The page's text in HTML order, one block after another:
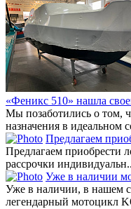
«Феникс 510» нашла
Мы позаботились о том,
назначения в идеальном
Предлагаем
Предлагаем приобрести
рассрочки
Уже в наличии
Уже в наличии, в нашем
легендарный мотоцикл